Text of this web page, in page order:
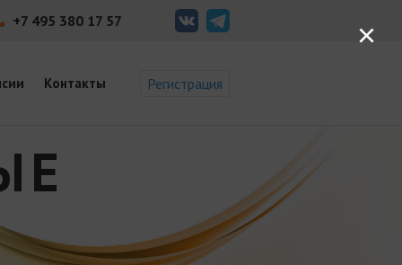
+7 495 380 17 57
Контакты Регистрация
×